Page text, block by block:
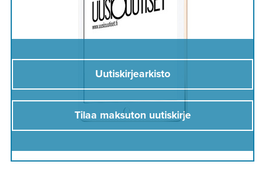
Uutiskirjearkisto
Tilaa maksuton uutiskirje